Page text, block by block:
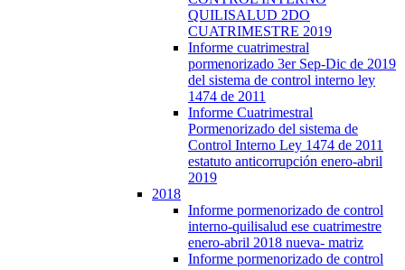
QUILISALUD 2DO
CUATRIMESTRE 2019
Informe cuatrimestral
pormenorizado 3er Sep-Dic de 2019
del sistema de control interno ley
1474 de 2011
Informe Cuatrimestral
Pormenorizado del sistema de
Control Interno Ley 1474 de 2011
estatuto anticorrupción enero-abril
2019
2018
Informe pormenorizado de control
interno-quilisalud ese cuatrimestre
enero-abril 2018 nueva- matriz
Informe pormenorizado de control